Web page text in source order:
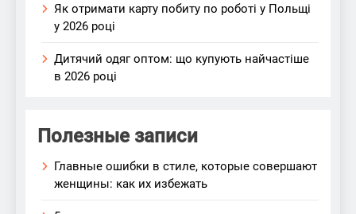
Як отримати карту побиту по роботі у Польщі
у 2026 році
Дитячий одяг оптом: що купують найчастіше
в 2026 році
Полезные записи
Главные ошибки в стиле, которые совершают
женщины: как их избежать